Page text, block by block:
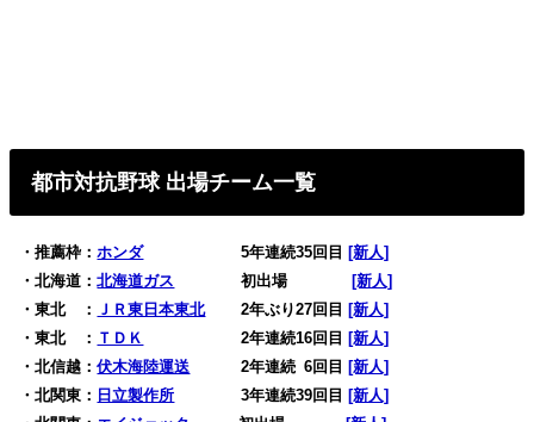
都市対抗野球 出場チーム一覧
・推薦枠：ホンダ5年連続35回目[新人]
・北海道：北海道ガス 初出場
[新人]
・東北 ： ＪＲ東日本東北2年ぶり27回目[新人]
・東北 ： ＴＤＫ 2年連続16回目[新人]
・北信越：伏木海陸運送 2年連続 06回目[新人]
・北関東： 日立製作所 3年連続39回目[新人]